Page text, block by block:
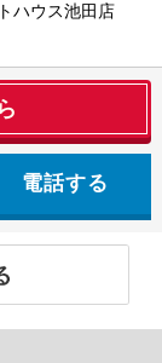
ハウス池田店
電話する